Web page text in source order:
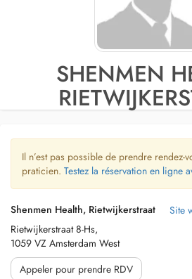
SHENMEN
Il n’est pas possible de prendre rendez-
praticien. Testez la réservation en ligne
Shenmen Health, Rietwijkerstraat
Rietwijkerstraat 8-Hs,
1059 VZ Amsterdam West
Site
Appeler pour prendre RDV